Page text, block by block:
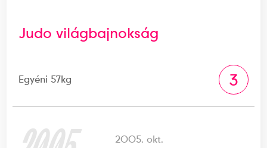
Judo világbajnokság
Egyéni 57kg 3
2005. okt.